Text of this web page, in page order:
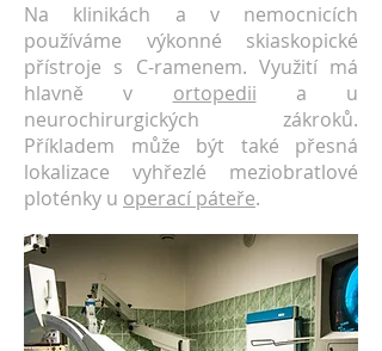
Na klinikách a v nemocnicích
používáme výkonné skiaskopické
přístroje s C-ramenem. Využití má
hlavně v ortopedii a u
neurochirurgických zákroků.
Příkladem může být také přesná
lokalizace vyhřezlé meziobratlové
ploténky u operací páteře.